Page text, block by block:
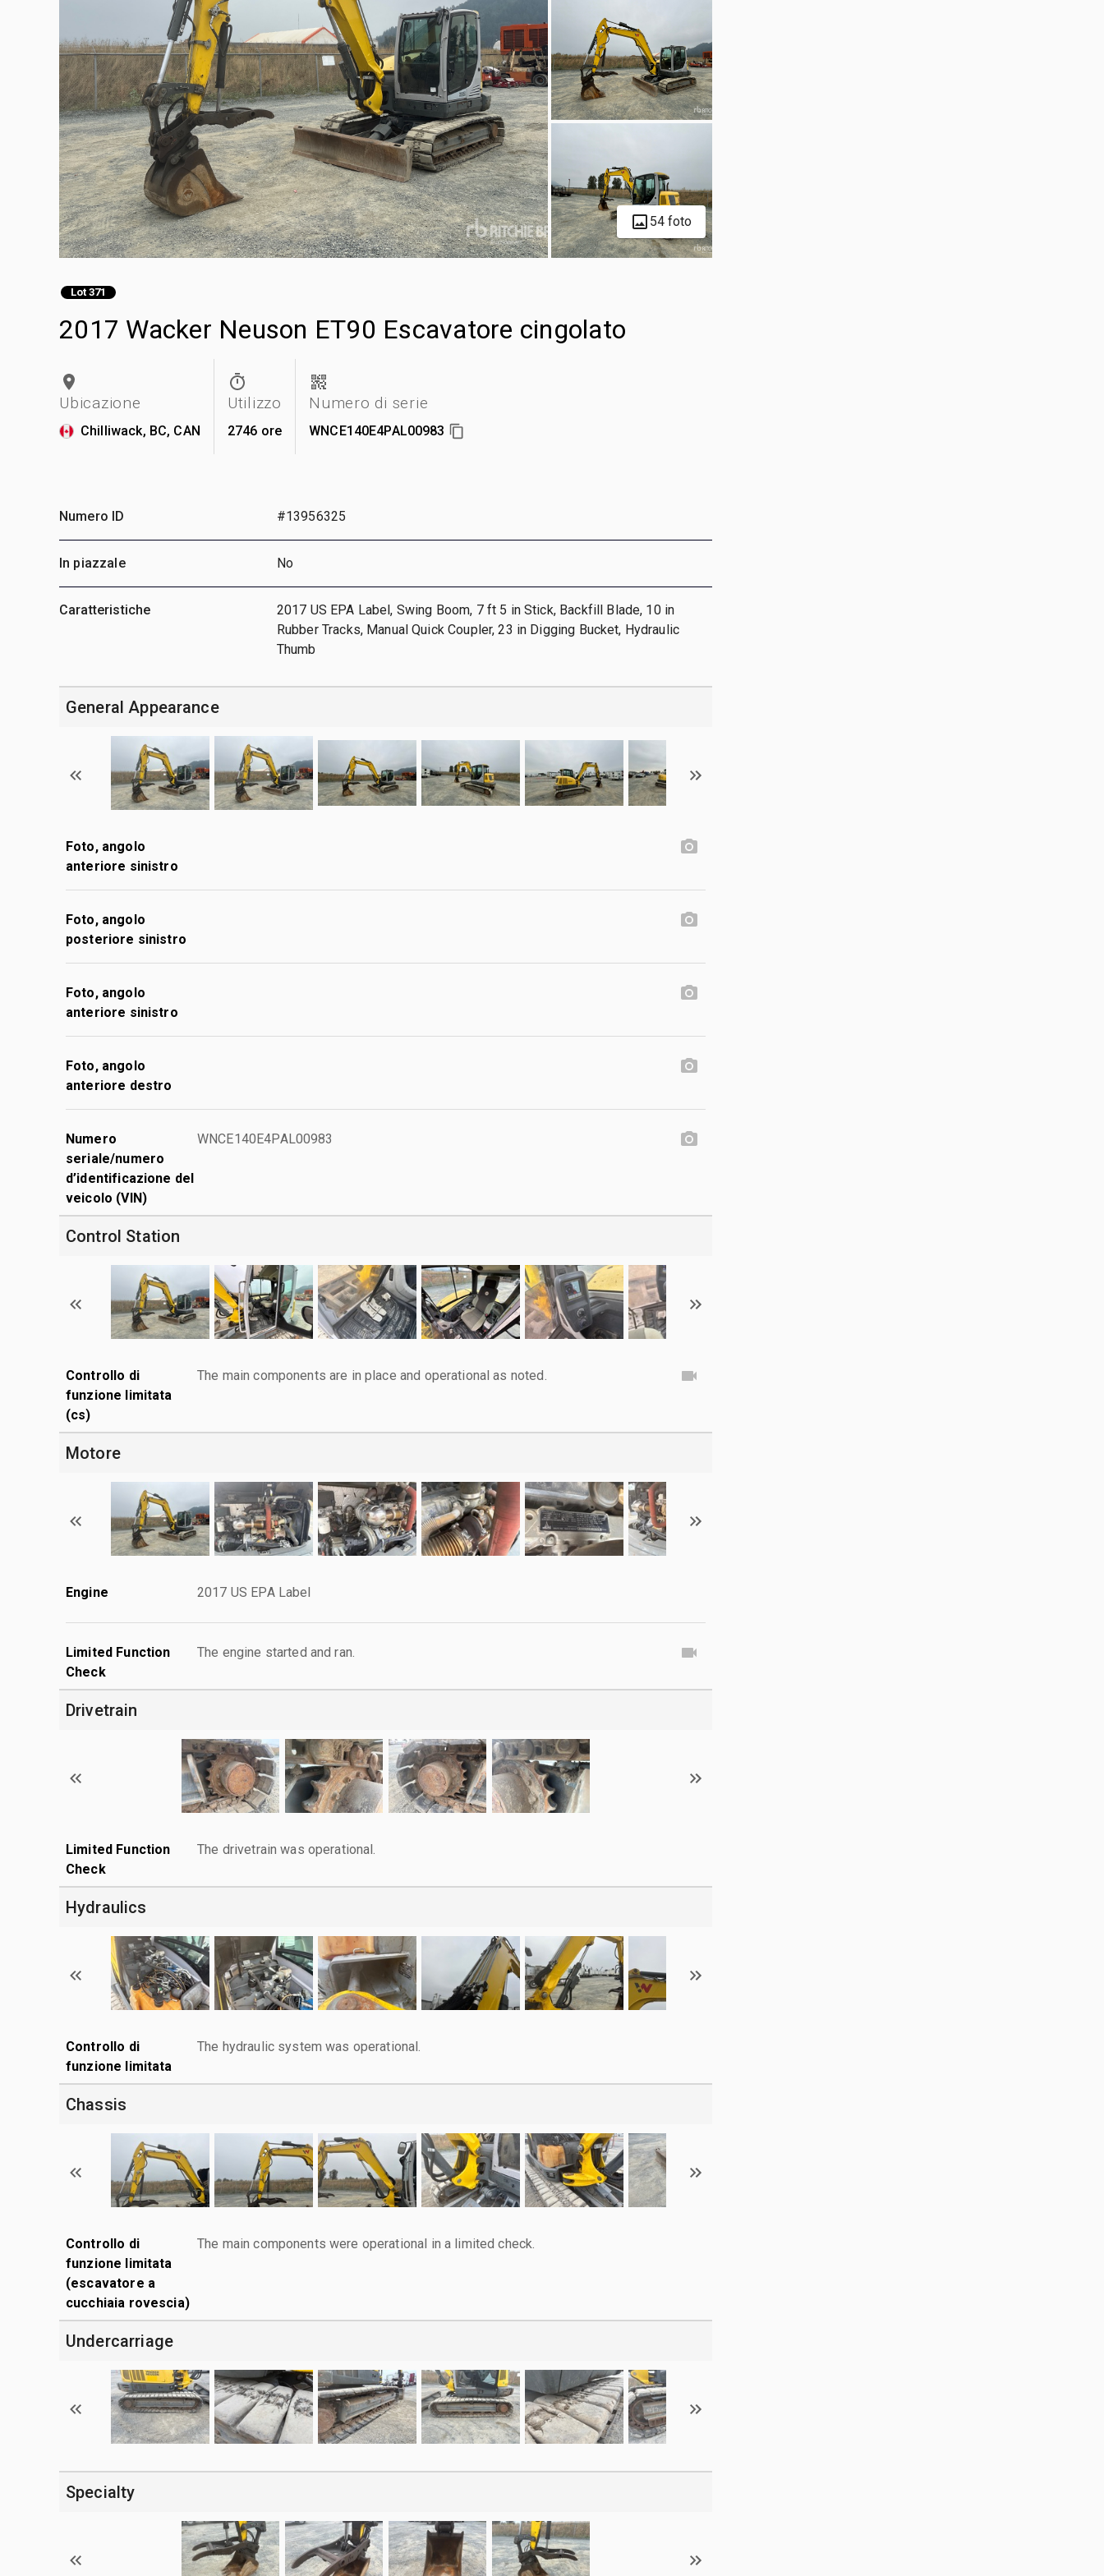
54 foto
Lot 371
2017 Wacker Neuson ET90 Escavatore cingolato
Ubicazione
Chilliwack, BC, CAN
Utilizzo
2746 ore
Numero di serie
WNCE140E4PAL00983
Numero ID #13956325
In piazzale No
Caratteristiche
2017 US EPA Label, Swing Boom, 7 ft 5 in Stick, Backfill Blade, 10 in
Rubber Tracks, Manual Quick Coupler, 23 in Digging Bucket, Hydraulic
Thumb
General Appearance
Foto, angolo
anteriore sinistro
Foto, angolo
posteriore sinistro
Foto, angolo
anteriore sinistro
Foto, angolo
anteriore destro
Numero
seriale/numero
d’identificazione del
veicolo (VIN)
WNCE140E4PAL00983
Control Station
Controllo di
funzione limitata
(cs)
The main components are in place and operational as noted.
Motore
Engine 2017 US EPA Label
Limited Function
Check
The engine started and ran.
Drivetrain
Limited Function
Check
The drivetrain was operational.
Hydraulics
Controllo di
funzione limitata
The hydraulic system was operational.
Chassis
Controllo di
funzione limitata
(escavatore a
cucchiaia rovescia)
The main components were operational in a limited check.
Undercarriage
Specialty